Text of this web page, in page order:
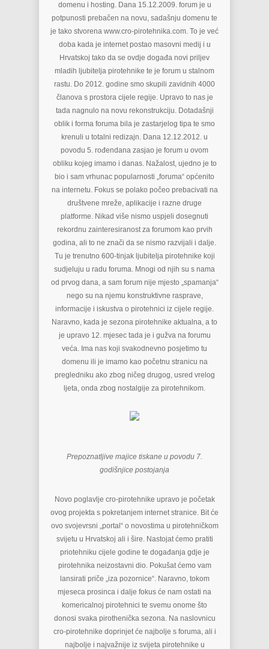
domenu i hosting. Dana 15.12.2009. forum je u
potpunosti prebačen na novu, sadašnju domenu te
je tako stvorena www.cro-pirotehnika.com. To je već
doba kada je internet postao masovni medij i u
Hrvatskoj tako da se ovdje događa novi priljev
mladih ljubitelja pirotehnike te je forum u stalnom
rastu. Do 2012. godine smo skupili zavidnih 4000
članova s prostora cijele regije. Upravo to nas je
tada nagnulo na novu rekonstrukciju. Dotadašnji
oblik i forma foruma bila je zastarjelog tipa te smo
krenuli u totalni redizajn. Dana 12.12.2012. u
povodu 5. rođendana zasjao je forum u ovom
obliku kojeg imamo i danas. Nažalost, ujedno je to
bio i sam vrhunac popularnosti „foruma“ općenito
na internetu. Fokus se polako počeo prebacivati na
društvene mreže, aplikacije i razne druge
platforme. Nikad više nismo uspjeli dosegnuti
rekordnu zainteresiranost za forumom kao prvih
godina, ali to ne znači da se nismo razvijali i dalje.
Tu je trenutno 600-tinjak ljubitelja pirotehnike koji
sudjeluju u radu foruma. Mnogi od njih su s nama
od prvog dana, a sam forum nije mjesto „spamanja“
nego su na njemu konstruktivne rasprave,
informacije i iskustva o pirotehnici iz cijele regije.
Naravno, kada je sezona pirotehnike aktualna, a to
je upravo 12. mjesec tada je i gužva na forumu
veća. Ima nas koji svakodnevno posjetimo tu
domenu ili je imamo kao početnu stranicu na
pregledniku ako zbog ničeg drugog, usred vrelog
ljeta, onda zbog nostalgije za pirotehnikom.
Prepoznatljive majice tiskane u povodu 7.
godišnjice postojanja
Novo poglavlje cro-pirotehnike upravo je početak
ovog projekta s pokretanjem internet stranice. Bit će
ovo svojevrsni „portal“ o novostima u pirotehničkom
svijetu u Hrvatskoj ali i šire. Nastojat ćemo pratiti
priotehniku cijele godine te događanja gdje je
pirotehnika neizostavni dio. Pokušat ćemo vam
lansirati priče „iza pozornice“. Naravno, tokom
mjeseca prosinca i dalje fokus će nam ostati na
komericalnoj pirotehnici te svemu onome što
donosi svaka pirothenička sezona. Na naslovnicu
cro-pirotehnike doprinjet će najbolje s foruma, ali i
najbolje i najvažnije iz svijeta pirotehnike u